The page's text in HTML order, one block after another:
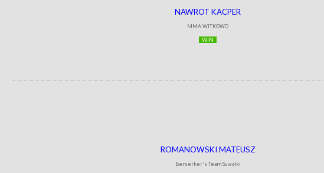
NAWROT KACPER
MMA WITKOWO
WIN
ROMANOWSKI MATEUSZ
Berserker's Team Suwałki